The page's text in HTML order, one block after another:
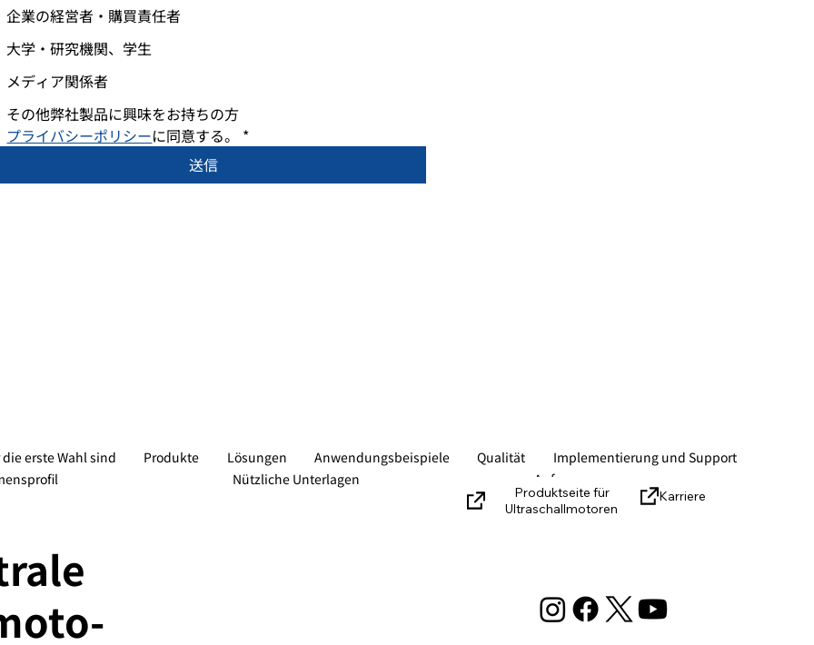
企業の経営者・購買責任者
大学・研究機関、学生
メディア関係者
その他弊社製品に興味をお持ちの方
プライバシーポリシーに同意する。
*
送信
erste Wahl sind Produkte Lösungen Anwendungsbeispiele Qualität
Implementierung und Support
Nützliche Unterlagen Anfragen
Produktseite für
Ultraschallmotoren
Karriere